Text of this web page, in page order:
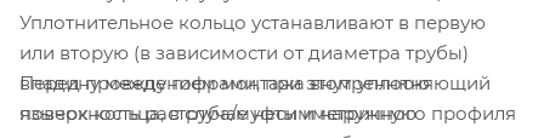
Уплотнительное кольцо устанавливают в первую
или вторую (в зависимости от диаметра трубы)
впадину между гофрами, при этом уплотняющий
язычок кольца, в случае несимметричного профиля
Перед проведением монтажа внутреннюю
поверхность раструба/муфты и наружную